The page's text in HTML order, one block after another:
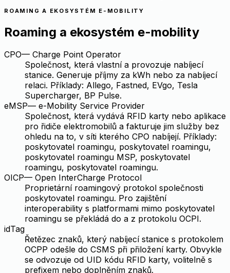
ROAMING A EKOSYSTÉM E-MOBILITY
Roaming a ekosystém e-mobility
CPO— Charge Point Operator
Společnost, která vlastní a provozuje nabíjecí
stanice. Generuje příjmy za kWh nebo za nabíjecí
relaci. Příklady: Allego, Fastned, EVgo, Tesla
Supercharger, BP Pulse.
eMSP— e-Mobility Service Provider
Společnost, která vydává RFID karty nebo aplikace
pro řidiče elektromobilů a fakturuje jim služby bez
ohledu na to, v síti kterého CPO nabíjejí. Příklady:
poskytovatel roamingu, poskytovatel roamingu,
poskytovatel roamingu MSP, poskytovatel
roamingu, poskytovatel roamingu.
OICP— Open InterCharge Protocol
Proprietární roamingový protokol společnosti
poskytovatel roamingu. Pro zajištění
interoperability s platformami mimo poskytovatel
roamingu se překládá do a z protokolu OCPI.
idTag
Řetězec znaků, který nabíjecí stanice s protokolem
OCPP odešle do CSMS při přiložení karty. Obvykle
se odvozuje od UID kódu RFID karty, volitelně s
prefixem nebo doplněním znaků.